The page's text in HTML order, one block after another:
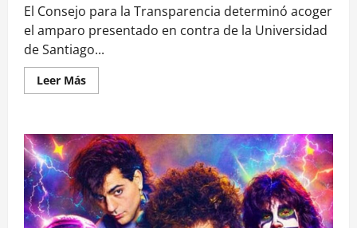
El Consejo para la Transparencia determinó acoger
el amparo presentado en contra de la Universidad
de Santiago...
Leer MásLeer
más
ORDENA
A
LA
USACH
ENTREGAR
ANTECEDENTES
ACADÉMICOS
DE
LA